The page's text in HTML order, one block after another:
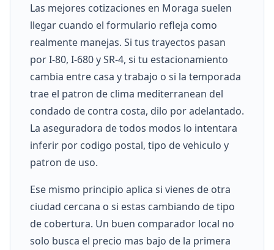
Las mejores cotizaciones en Moraga suelen
llegar cuando el formulario refleja como
realmente manejas. Si tus trayectos pasan
por I-80, I-680 y SR-4, si tu estacionamiento
cambia entre casa y trabajo o si la temporada
trae el patron de clima mediterranean del
condado de contra costa, dilo por adelantado.
La aseguradora de todos modos lo intentara
inferir por codigo postal, tipo de vehiculo y
patron de uso.
Ese mismo principio aplica si vienes de otra
ciudad cercana o si estas cambiando de tipo
de cobertura. Un buen comparador local no
solo busca el precio mas bajo de la primera